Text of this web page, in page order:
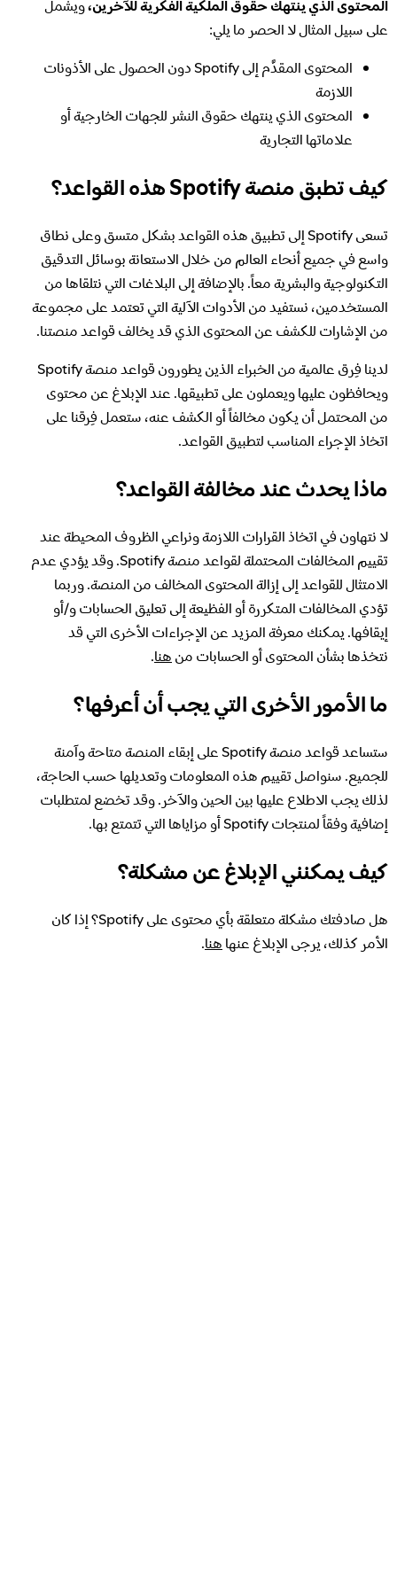
المحتوى الذي ينتهك حقوق الملكية الفكرية للآخرين،ويشمل
على سبيل المثال لا الحصر ما يلي:
المحتوى المقدَّم إلى Spotify دون الحصول على الأذونات
اللازمة
المحتوى الذي ينتهك حقوق النشر للجهات الخارجية أو
علاماتها التجارية
كيف تطبق منصة Spotify هذه القواعد؟
تسعى Spotify إلى تطبيق هذه القواعد بشكل متسق وعلى نطاق
واسع في جميع أنحاء العالم من خلال الاستعانة بوسائل التدقيق
التكنولوجية والبشرية معاً. بالإضافة إلى البلاغات التي نتلقاها من
المستخدمين، نستفيد من الأدوات الآلية التي تعتمد على مجموعة
من الإشارات للكشف عن المحتوى الذي قد يخالف قواعد منصتنا.
لدينا فِرق عالمية من الخبراء الذين يطورون قواعد منصة Spotify
ويحافظون عليها ويعملون على تطبيقها. عند الإبلاغ عن محتوى
من المحتمل أن يكون مخالفاً أو الكشف عنه، ستعمل فِرقنا على
اتخاذ الإجراء المناسب لتطبيق القواعد.
ماذا يحدث عند مخالفة القواعد؟
لا نتهاون في اتخاذ القرارات اللازمة ونراعي الظروف المحيطة عند
تقييم المخالفات المحتملة لقواعد منصة Spotify. وقد يؤدي عدم
الامتثال للقواعد إلى إزالة المحتوى المخالف من المنصة. وربما
تؤدي المخالفات المتكررة أو الفظيعة إلى تعليق الحسابات و/أو
إيقافها. يمكنك معرفة المزيد عن الإجراءات الأخرى التي قد
نتخذها بشأن المحتوى أو الحسابات من هنا.
ما الأمور الأخرى التي يجب أن أعرفها؟
ستساعد قواعد منصة Spotify على إبقاء المنصة متاحة وآمنة
للجميع. سنواصل تقييم هذه المعلومات وتعديلها حسب الحاجة،
لذلك يجب الاطلاع عليها بين الحين والآخر. وقد تخضع لمتطلبات
إضافية وفقاً لمنتجات Spotify أو مزاياها التي تتمتع بها.
كيف يمكنني الإبلاغ عن مشكلة؟
هل صادفتك مشكلة متعلقة بأي محتوى على Spotify؟ إذا كان
الأمر كذلك، يرجى الإبلاغ عنها هنا.